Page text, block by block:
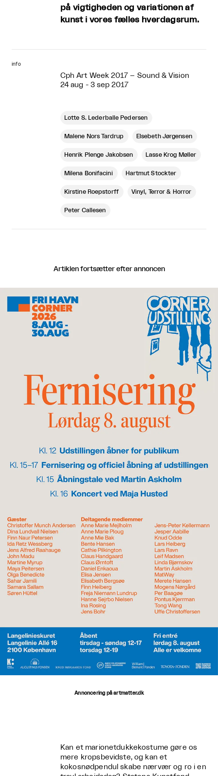
på vigtigheden og variationen af
kunst i vores fælles hverdagsrum.
info
Cph Art Week 2017 – Sound & Vision
24 aug - 3 sep 2017
Lotte S. Lederballe Pedersen
Malene Nors Tardrup Elsebeth Jørgensen
Henrik Plenge Jakobsen Lasse Krog Møller
Milena Bonifacini Hartmut Stockter
Kirstine Roepstorff Vinyl, Terror & Horror
Peter Callesen
Artiklen fortsætter efter annoncen
Annoncering på artmatter.dk
Kan et marionetdukkekostume gøre os
mere kropsbevidste, og kan et
kokosnødpendul skabe nærvær og ro i en